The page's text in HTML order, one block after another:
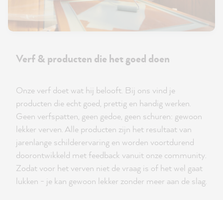
Verf & producten die het goed doen
Onze verf doet wat hij belooft. Bij ons vind je
producten die echt goed, prettig en handig werken.
Geen verfspatten, geen gedoe, geen schuren: gewoon
lekker verven. Alle producten zijn het resultaat van
jarenlange schilderervaring en worden voortdurend
doorontwikkeld met feedback vanuit onze community.
Zodat voor het verven niet de vraag is of het wel gaat
lukken - je kan gewoon lekker zonder meer aan de slag.